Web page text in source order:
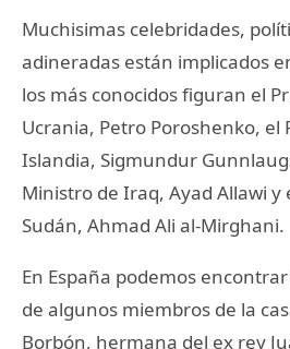
Muchisimas celebridades,
adineradas están implicados
los más conocidos figuran el
Ucrania, Petro Poroshenko, el
Islandia, Sigmundur
Ministro de Iraq, Ayad Allawi y
Sudán, Ahmad Ali al-Mirghani.
En España podemos
de algunos miembros de la
Borbón, hermana del ex rey